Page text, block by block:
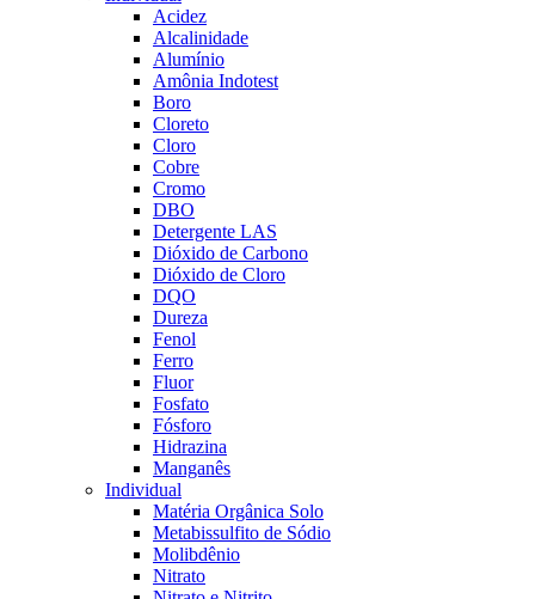
Acidez
Alcalinidade
Alumínio
Amônia Indotest
Boro
Cloreto
Cloro
Cobre
Cromo
DBO
Detergente LAS
Dióxido de Carbono
Dióxido de Cloro
DQO
Dureza
Fenol
Ferro
Fluor
Fosfato
Fósforo
Hidrazina
Manganês
Individual
Matéria Orgânica Solo
Metabissulfito de Sódio
Molibdênio
Nitrato